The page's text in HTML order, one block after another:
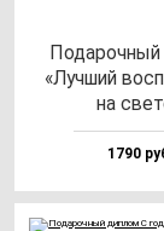
Пода­роч­ный
«Луч­ший
на
1790